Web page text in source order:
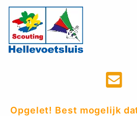
Opgelet! Best mogelijk